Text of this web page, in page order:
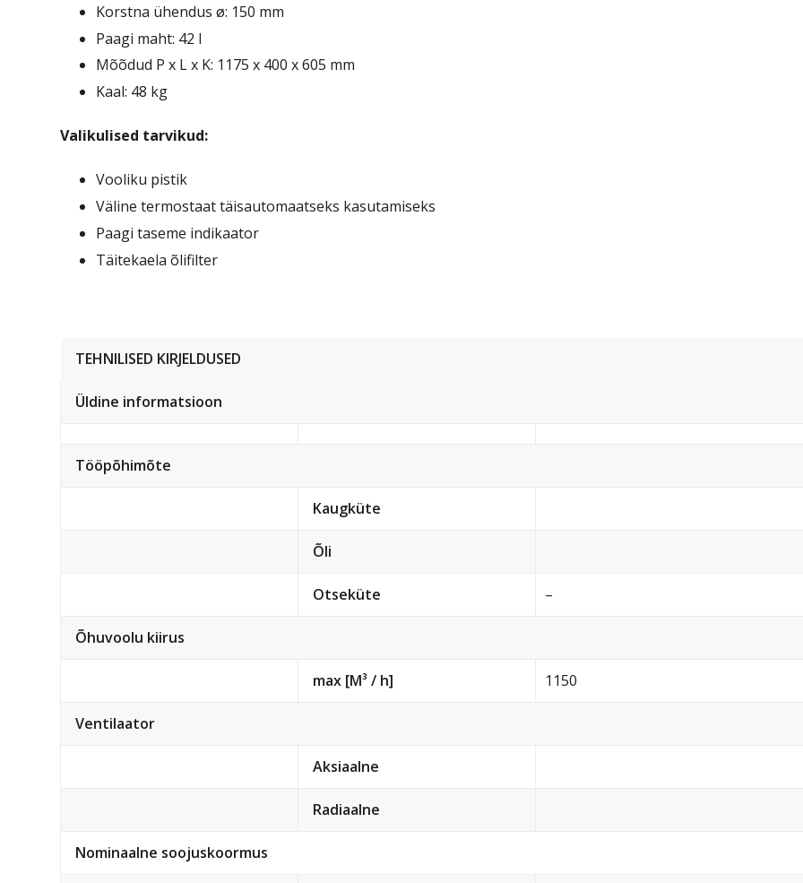
Korstna ühendus ø: 150 mm
Paagi maht: 42 l
Mõõdud P x L x K: 1175 x 400 x 605 mm
Kaal: 48 kg
Valikulised tarvikud:
Vooliku pistik
Väline termostaat täisautomaatseks kasutamiseks
Paagi taseme indikaator
Täitekaela õlifilter
TEHNILISED KIRJELDUSED
Üldine informatsioon
Tööpõhimõte
Kaugküte
Õli
Otseküte –
Õhuvoolu kiirus
max [M³ / h] 1150
Ventilaator
Aksiaalne
Radiaalne
Nominaalne soojuskoormus